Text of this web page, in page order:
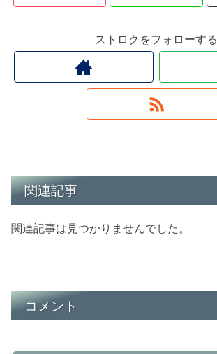
ストロクをフォローする
関連記事
関連記事は見つかりませんでした。
コメント